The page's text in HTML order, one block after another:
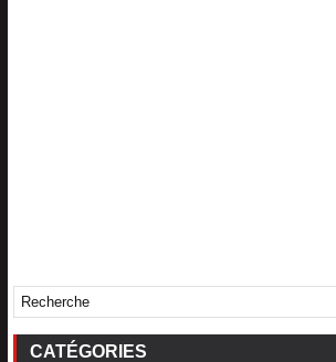
CATÉGORIES